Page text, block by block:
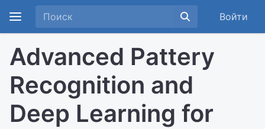
Войти
Advanced Pattery
Recognition and
Deep Learning for